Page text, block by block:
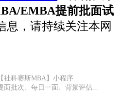
EMBA提前批面试
息，请持续关注本网
【社科赛斯MBA】小程序
面批次、每日一面、背景评估...